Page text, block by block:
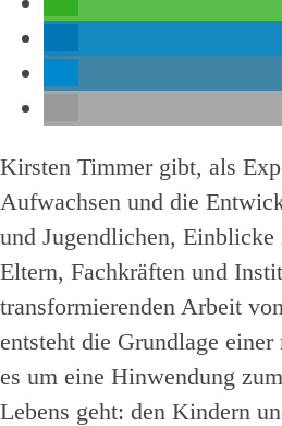
Kirsten Timmer gibt, als
Aufwachsen und die
und Jugendlichen,
Eltern, Fachkräften und
transformierenden Arbeit
entsteht die Grundlage
es um eine Hinwendung
Lebens geht: den Kindern